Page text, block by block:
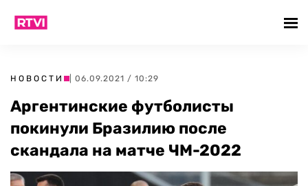
НОВОСТИ | 06.09.2021 / 10:29
Аргентинские футболисты
покинули Бразилию после
скандала на матче ЧМ-2022